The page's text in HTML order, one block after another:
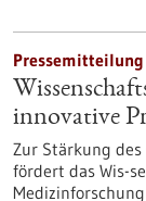
Pressemitteilung
innovative
Zur Stärkung
fördert das Wis-